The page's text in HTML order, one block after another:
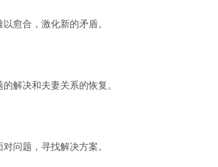
愈合，激化新的矛盾。
解决和夫妻关系的恢复。
问题，寻找解决方案。